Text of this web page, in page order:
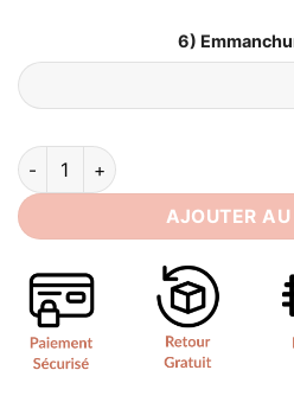
6)
quantité de Robe de Marié
AJOUTER AU